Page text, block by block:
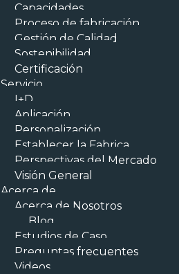
Capacidades
Proceso de fabricación
Gestión de Calidad
Sostenibilidad
Certificación
Servicio
I+D
Aplicación
Personalización
Establecer la Fabrica
Perspectivas del Mercado
Visión General
Acerca de
Acerca de Nosotros
Blog
Estudios de Caso
Preguntas frecuentes
Videos